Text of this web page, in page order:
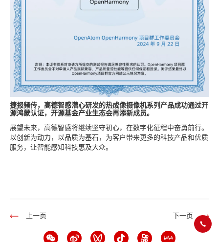
捷报频传，高德智感潜心研发的热成像摄像机系列产品成功通过开
源鸿蒙认证，开源基金产业生态会再添新成员。
展望未来，高德智感将继续坚守初心，在数字化征程中奋勇前行。
以创新为动力，以品质为基石，为客户带来更多的科技产品和优质
服务，让智能感知科技惠及大众。
上一页 下一页